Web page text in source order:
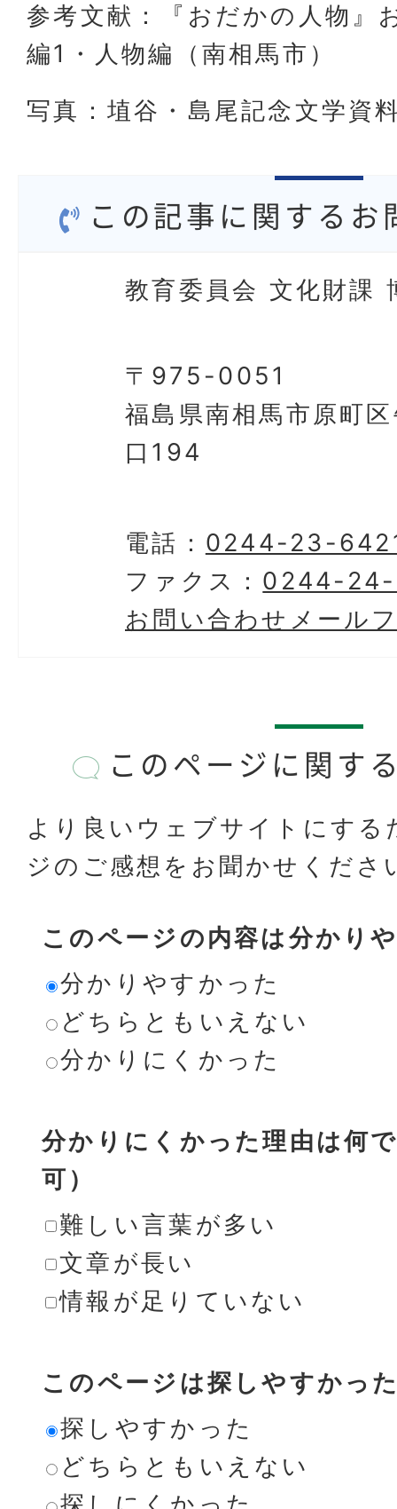
参考文献：『おだかの人物』
編1・人物編（南相馬市）
写真：埴谷・島尾記念文学資
この記事に関するお
教育委員会 文化財課
〒975-0051
福島県南相馬市原町
口194
電話： 0244-23-
ファクス： 0244-
お問い合わせメール
このページに関す
より良いウェブサイトにする
ジのご感想をお聞かせくださ
このページの内容は分かり
分かりやすかった
どちらともいえない
分かりにくかった
分かりにくかった理由は何
可）
難しい言葉が多い
文章が長い
情報が足りていない
このページは探しやすかっ
探しやすかった
どちらともいえない